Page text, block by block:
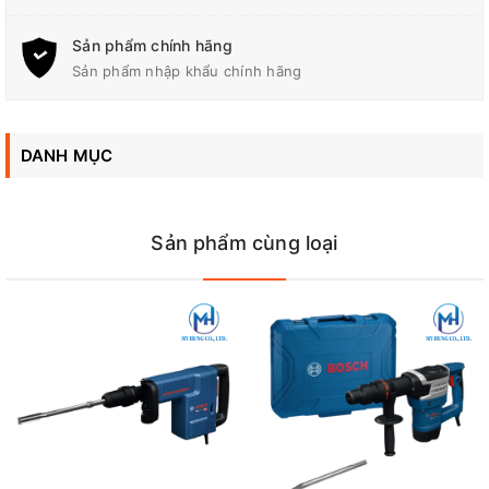
Máy đục phá chuyên dụng Bosch GSH 3 E sở hữu kiểu dáng thuôn
gọn, mang lại giải pháp cạo gọt vách nề cơ động cho các nhà thầu
thi công
Những ưu điểm nổi bật
Trọng lượng siêu nhẹ:
Với thiết kế cấu trúc nhỏ gọn và
trọng lượng chỉ 3,7 kg, máy cho phép người thợ thao tác điều
Sản phẩm chính hãng
Sản phẩm nhập khẩu chính hãng
DANH MỤC
Sản phẩm cùng loại